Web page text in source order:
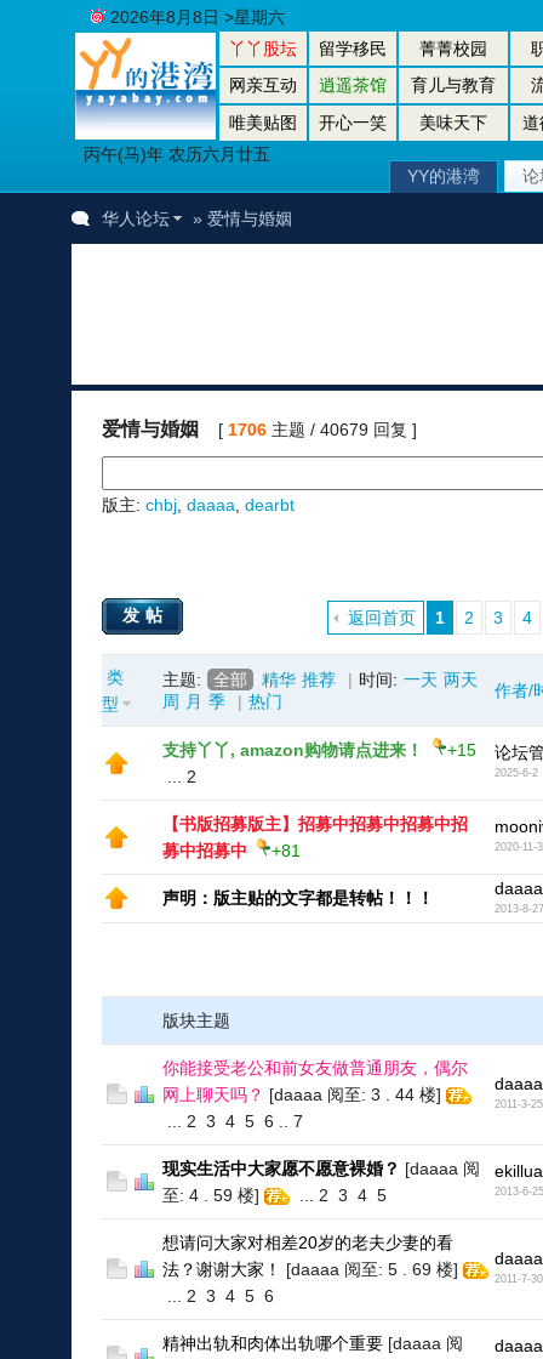
丫丫股坛 留学移民 菁菁校园
网亲互动
逍遥茶馆 育儿与教育
唯美贴图
开心一笑 美味天下
道
丙午(马)年 农历六月廿五
2026年8月8日 >星期六
YY的港湾 论
华人论坛 » 爱情与婚姻
爱情与婚姻 [ 1706主题 / 40679 回复 ]
版主: chbj, daaaa dearbt
1 2 3 4
返回首页
发帖
类
型
主题: 全部 精华 推荐 | 时间: 一天 两天
周
月 季 | 热门
作者/
支持丫丫, amazon购物请点进来！
+15
2
论坛
2025-6-2
【书版招募版主】招募中招募中招募中招
募中招募中
+81 2020-11-
声明：版主贴的文字都是转帖！！！ daaaa
2013-8-27
版块主题
你能接受老公和前女友做普通朋友，偶尔
网上聊天吗？ [daaaa 阅至: 3 . 44 楼]
2 3 4 5 6 7
daaaa
2011-3-25
现实生活中大家愿不愿意裸婚？ [daaaa 阅
至: 4 . 59 楼]
2 3 4 5
ekillua
2013-6-25
想请问大家对相差20岁的老夫少妻的看
法？谢谢大家！
[daaaa 阅至: 5 . 69 楼]
2 3 4 5 6
daaaa
2011-7-30
精神出轨和肉体出轨哪个重要 [daaaa 阅
daaaa